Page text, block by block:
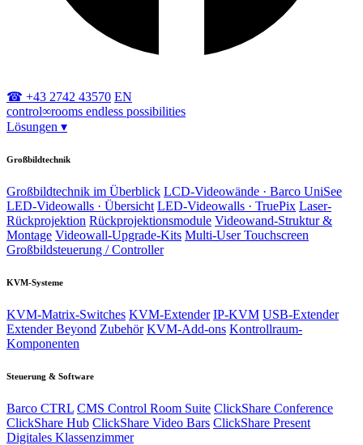
☎ +43 2742 43570 EN
control∞rooms endless possibilities
Lösungen ▾
Großbildtechnik
Großbildtechnik im Überblick LCD-Videowände · Barco UniSee
LED-Videowalls · Übersicht LED-Videowalls · TruePix Laser-
Rückprojektion Rückprojektionsmodule Videowand-Struktur &
Montage Videowall-Upgrade-Kits Multi-User Touchscreen
Großbildsteuerung / Controller
KVM-Systeme
KVM-Matrix-Switches KVM-Extender IP-KVM USB-Extender
Extender Beyond Zubehör KVM-Add-ons Kontrollraum-
Komponenten
Steuerung & Software
Barco CTRL CMS Control Room Suite ClickShare Conference
ClickShare Hub ClickShare Video Bars ClickShare Present
Digitales Klassenzimmer